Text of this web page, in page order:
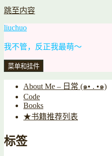
跳至内容
liuchuo
我不管，反正我最萌～
菜单和挂件
About Me – 日常 (๑• . •๑)
Code
Books
★书籍推荐列表
标签